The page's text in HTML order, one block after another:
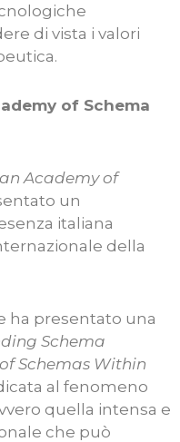
di vista i valori
of Schema
Academy of
un
italiana
della
ha presentato una
Schema
Schemas Within
al fenomeno
quella intensa e
che può